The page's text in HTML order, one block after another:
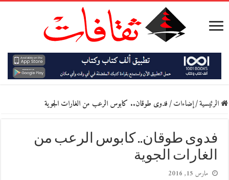
الرئيسية/إضاءات/فدوى طوقان.. كابوس الرعب من الغارات الجوية
فدوى طوقان.. كابوس الرعب من
الغارات الجوية
مارس 15, 2016